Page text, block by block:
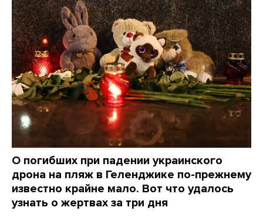
О погибших при падении украинского
дрона на пляж в Геленджике по-прежнему
известно крайне мало. Вот что удалось
узнать о жертвах за три дня